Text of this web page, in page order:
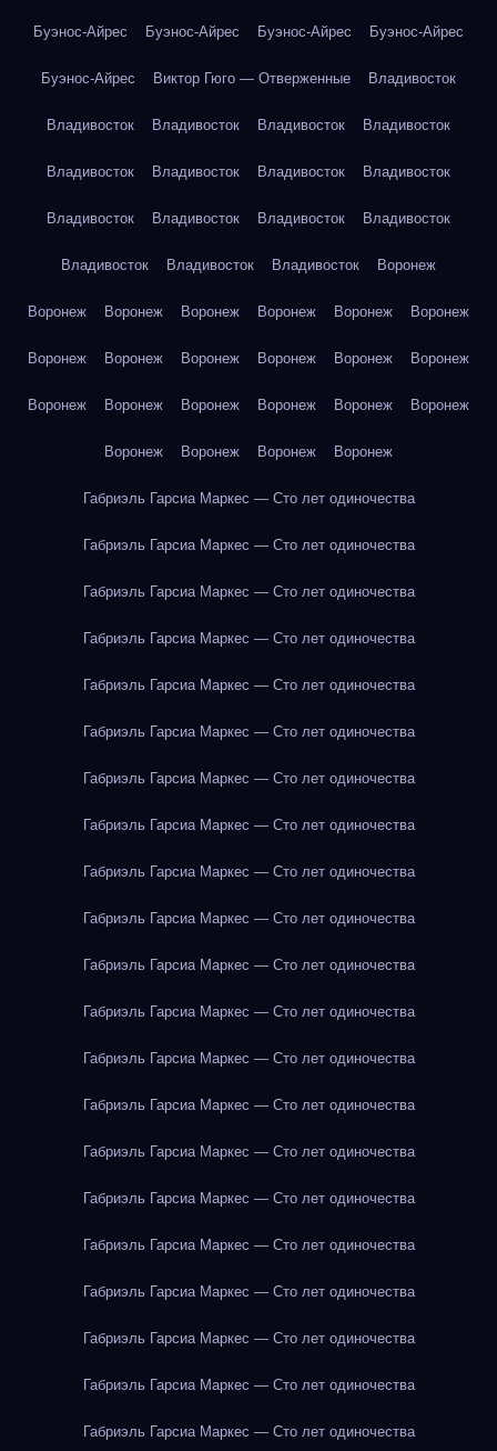
Буэнос-Айрес Буэнос-Айрес Буэнос-Айрес Буэнос-Айрес
Буэнос-Айрес Виктор Гюго — Отверженные Владивосток
Владивосток Владивосток Владивосток Владивосток
Владивосток Владивосток Владивосток Владивосток
Владивосток Владивосток Владивосток Владивосток
Владивосток Владивосток Владивосток Воронеж
Воронеж Воронеж Воронеж Воронеж Воронеж Воронеж
Воронеж Воронеж Воронеж Воронеж Воронеж Воронеж
Воронеж Воронеж Воронеж Воронеж Воронеж Воронеж
Воронеж Воронеж Воронеж Воронеж
Габриэль Гарсиа Маркес — Сто лет одиночества
Габриэль Гарсиа Маркес — Сто лет одиночества
Габриэль Гарсиа Маркес — Сто лет одиночества
Габриэль Гарсиа Маркес — Сто лет одиночества
Габриэль Гарсиа Маркес — Сто лет одиночества
Габриэль Гарсиа Маркес — Сто лет одиночества
Габриэль Гарсиа Маркес — Сто лет одиночества
Габриэль Гарсиа Маркес — Сто лет одиночества
Габриэль Гарсиа Маркес — Сто лет одиночества
Габриэль Гарсиа Маркес — Сто лет одиночества
Габриэль Гарсиа Маркес — Сто лет одиночества
Габриэль Гарсиа Маркес — Сто лет одиночества
Габриэль Гарсиа Маркес — Сто лет одиночества
Габриэль Гарсиа Маркес — Сто лет одиночества
Габриэль Гарсиа Маркес — Сто лет одиночества
Габриэль Гарсиа Маркес — Сто лет одиночества
Габриэль Гарсиа Маркес — Сто лет одиночества
Габриэль Гарсиа Маркес — Сто лет одиночества
Габриэль Гарсиа Маркес — Сто лет одиночества
Габриэль Гарсиа Маркес — Сто лет одиночества
Габриэль Гарсиа Маркес — Сто лет одиночества